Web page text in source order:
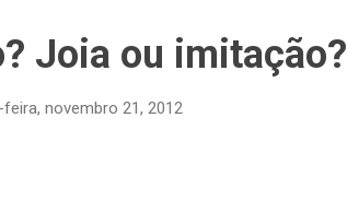
Joia ou imitação?
novembro 21, 2012